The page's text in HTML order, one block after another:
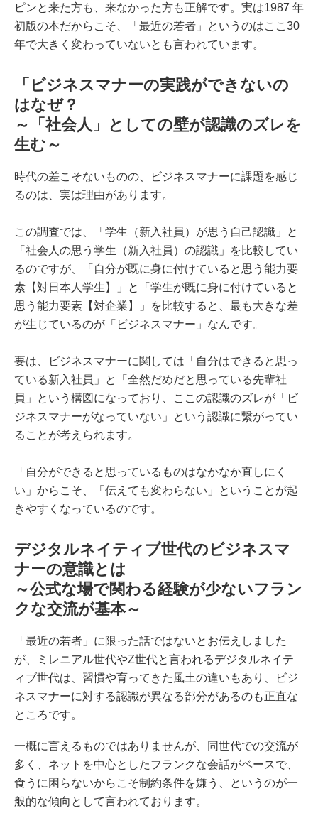
ピンと来た方も、来なかった方も正解です。実は1987 年
初版の本だからこそ、「最近の若者」というのはここ30
年で大きく変わっていないとも言われています。
「ビジネスマナーの実践ができないの
はなぜ？
～「社会人」としての壁が認識のズレを
生む～
時代の差こそないものの、ビジネスマナーに課題を感じ
るのは、実は理由があります。
この調査では、「学生（新入社員）が思う自己認識」と
「社会人の思う学生（新入社員）の認識」を比較してい
るのですが、「自分が既に身に付けていると思う能力要
素【対日本人学生】」と「学生が既に身に付けていると
思う能力要素【対企業】」を比較すると、最も大きな差
が生じているのが「ビジネスマナー」なんです。
要は、ビジネスマナーに関しては「自分はできると思っ
ている新入社員」と「全然だめだと思っている先輩社
員」という構図になっており、ここの認識のズレが「ビ
ジネスマナーがなっていない」という認識に繋がってい
ることが考えられます。
「自分ができると思っているものはなかなか直しにく
い」からこそ、「伝えても変わらない」ということが起
きやすくなっているのです。
デジタルネイティブ世代のビジネスマ
ナーの意識とは
～公式な場で関わる経験が少ないフラン
クな交流が基本～
「最近の若者」に限った話ではないとお伝えしました
が、ミレニアル世代やZ世代と言われるデジタルネイテ
ィブ世代は、習慣や育ってきた風土の違いもあり、ビジ
ネスマナーに対する認識が異なる部分があるのも正直な
ところです。
一概に言えるものではありませんが、同世代での交流が
多く、ネットを中心としたフランクな会話がベースで、
食うに困らないからこそ制約条件を嫌う、というのが一
般的な傾向として言われております。